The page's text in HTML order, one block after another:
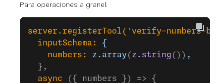
Para operaciones a granel:
server.registerTool( 'verify-numbers-
  inputSchema:
{
    numbers:
z.array ( z.string ()) ,
  },
  async
({ numbers }) => {